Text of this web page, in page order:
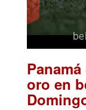
oro en